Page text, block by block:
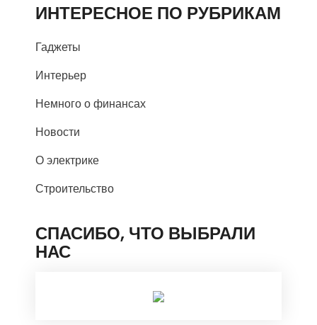
ИНТЕРЕСНОЕ ПО РУБРИКАМ
Гаджеты
Интерьер
Немного о финансах
Новости
О электрике
Строительство
СПАСИБО, ЧТО ВЫБРАЛИ
НАС